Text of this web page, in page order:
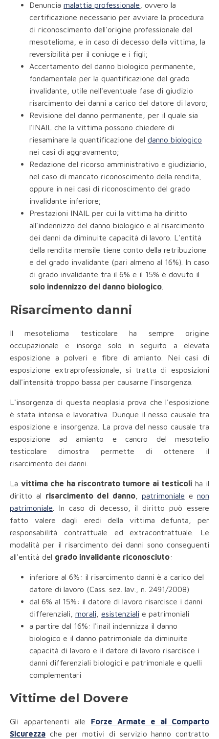
Denuncia malattia professionale , ovvero la
certificazione necessario per avviare la procedura
di riconoscimento dell'origine professionale del
mesotelioma, e in caso di decesso della vittima, la
reversibilità per il coniuge e i figli;
Accertamento del danno biologico permanente,
fondamentale per la quantificazione del grado
invalidante, utile nell'eventuale fase di giudizio
risarcimento dei danni a carico del datore di lavoro;
Revisione del danno permanente, per il quale sia
l'INAIL che la vittima possono chiedere di
riesaminare la quantificazione del danno biologico
nei casi di aggravamento;
Redazione del ricorso amministrativo e giudiziario,
nel caso di mancato riconoscimento della rendita,
oppure in nei casi di riconoscimento del grado
invalidante inferiore;
Prestazioni INAIL per cui la vittima ha diritto
all'indennizzo del danno biologico e al risarcimento
dei danni da diminuite capacità di lavoro. L'entità
della rendita mensile tiene conto della retribuzione
e del grado invalidante (pari almeno al 16%). In caso
di grado invalidante tra il 6% e il 15% è dovuto il
solo indennizzo del danno biologico
Risarcimento danni
Il mesotelioma testicolare ha sempre origine
occupazionale e insorge solo in seguito a elevata
esposizione a polveri e fibre di amianto. Nei casi di
esposizione extraprofessionale, si tratta di esposizioni
dall'intensità troppo bassa per causarne l'insorgenza.
L'insorgenza di questa neoplasia prova che l'esposizione
è stata intensa e lavorativa. Dunque il nesso causale tra
esposizione e insorgenza. La prova del nesso causale tra
esposizione ad amianto e cancro del mesotelio
testicolare dimostra permette di ottenere il
risarcimento dei danni.
La vittima che ha riscontrato tumore ai testicoli ha il
diritto al risarcimento del danno, patrimoniale enon
patrimoniale . In caso di decesso, il diritto può essere
fatto valere dagli eredi della vittima defunta, per
responsabilità contrattuale ed extracontrattuale. Le
modalità per il risarcimento dei danni sono conseguenti
all'entità del grado invalidante riconosciuto:
inferiore al 6%: il risarcimento danni è a carico del
datore di lavoro (Cass. sez. lav., n. 2491/2008)
dal 6% al 15%: il datore di lavoro risarcisce i danni
differenziali, morali esistenziali e patrimoniali
a partire dal 16%: l'inail indennizza il danno
biologico e il danno patrimoniale da diminuite
capacità di lavoro e il datore di lavoro risarcisce i
danni differenziali biologici e patrimoniale e quelli
complementari
Vittime del Dovere
Gli appartenenti alle Forze Armate e al Comparto
Sicurezza che per motivi di servizio hanno contratto